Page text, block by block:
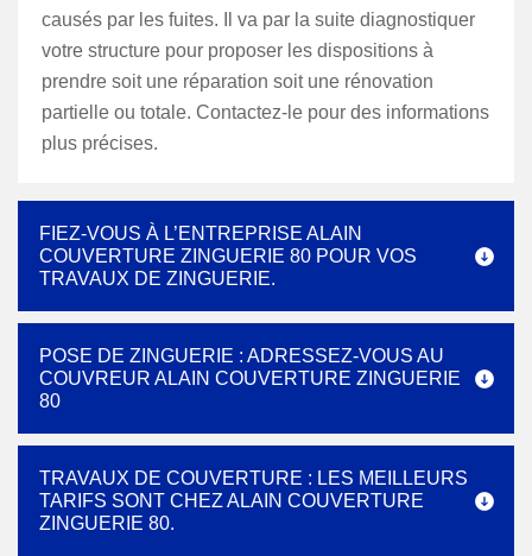
causés par les fuites. Il va par la suite diagnostiquer
votre structure pour proposer les dispositions à
prendre soit une réparation soit une rénovation
partielle ou totale. Contactez-le pour des informations
plus précises.
FIEZ-VOUS À L’ENTREPRISE ALAIN
COUVERTURE ZINGUERIE 80 POUR VOS
TRAVAUX DE ZINGUERIE.
POSE DE ZINGUERIE : ADRESSEZ-VOUS AU
COUVREUR ALAIN COUVERTURE ZINGUERIE
80
TRAVAUX DE COUVERTURE : LES MEILLEURS
TARIFS SONT CHEZ ALAIN COUVERTURE
ZINGUERIE 80.